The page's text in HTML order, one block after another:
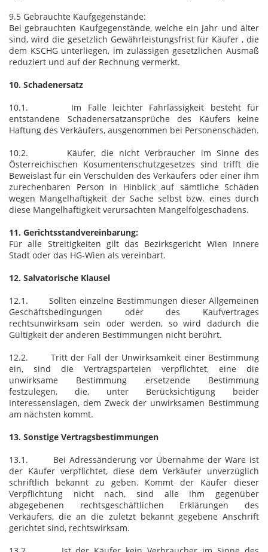
9.5 Gebrauchte Kaufgegenstände:
Bei gebrauchten Kaufgegenstände, welche ein Jahr und älter
sind, wird die gesetzlich Gewährleistungsfrist für Käufer , die
dem KSCHG unterliegen, im zulässigen gesetzlichen Ausmaß
reduziert und auf der Rechnung vermerkt.
10. Schadenersatz
10.1. Im Falle leichter Fahrlässigkeit besteht für
entstandene Schadenersatzansprüche des Käufers keine
Haftung des Verkäufers, ausgenommen bei Personenschäden.
10.2. Käufer, die nicht Verbraucher im Sinne des
Österreichischen Kosumentenschutzgesetzes sind trifft die
Beweislast für ein Verschulden des Verkäufers oder einer ihm
zurechenbaren Person in Hinblick auf sämtliche Schäden
wegen Mangelhaftigkeit der Sache selbst bzw. eines durch
diese Mangelhaftigkeit verursachten Mangelfolgeschadens.
11. Gerichtsstandvereinbarung:
Für alle Streitigkeiten gilt das Bezirksgericht Wien Innere
Stadt oder das HG-Wien als vereinbart.
12. Salvatorische Klausel
12.1. Sollten einzelne Bestimmungen dieser Allgemeinen
Geschäftsbedingungen oder des Kaufvertrages
rechtsunwirksam sein oder werden, so wird dadurch die
Gültigkeit der anderen Bestimmungen nicht berührt.
12.2. Tritt der Fall der Unwirksamkeit einer Bestimmung
ein, sind die Vertragsparteien verpflichtet, eine die
unwirksame Bestimmung ersetzende Bestimmung
festzulegen, die, unter Berücksichtigung beider
Interessenslagen, dem Zweck der unwirksamen Bestimmung
am nächsten kommt.
13. Sonstige Vertragsbestimmungen
13.1. Bei Adressänderung vor Übernahme der Ware ist
der Käufer verpflichtet, diese dem Verkäufer unverzüglich
schriftlich bekannt zu geben. Kommt der Käufer dieser
Verpflichtung nicht nach, sind alle ihm gegenüber
abgegebenen rechtsgeschäftlichen Erklärungen des
Verkäufers, die an die zuletzt bekannt gegebene Anschrift
gerichtet sind, rechtswirksam.